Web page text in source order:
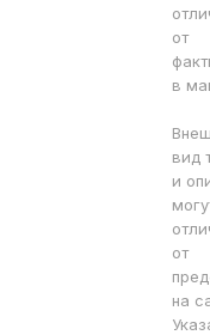
от
в
вид
и
от
на